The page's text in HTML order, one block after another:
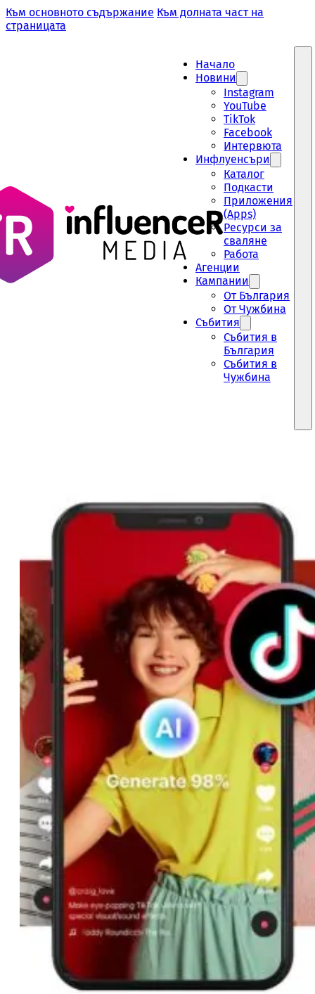
Към основното съдържание Към долната част на
страницата
Начало
Новини
Instagram
YouTube
TikTok
Facebook
Интервюта
Инфлуенсъри
Каталог
Подкасти
Приложения
(Apps)
Ресурси за
сваляне
Работа
Aгенции
Кампании
От България
От Чужбина
Събития
Събития в
България
Събития в
Чужбина